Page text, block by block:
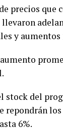
precios que
llevaron
y aumentos
stock del
repondrán
6%.